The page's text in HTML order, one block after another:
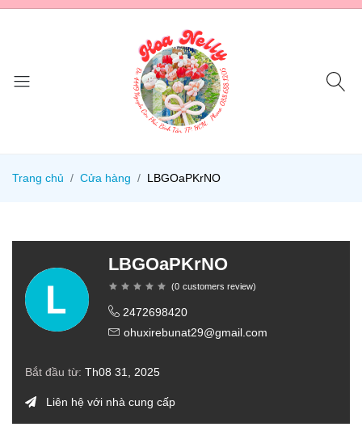
Trang chủ Cửa hàng LBGOaPKrNO
LBGOaPKrNO
(0 customers review)
2472698420
ohuxirebunat29@gmail.com
Bắt đầu từ: Th08 31, 2025
Liên hệ với nhà cung cấp